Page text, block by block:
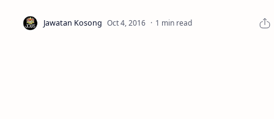
1 min read